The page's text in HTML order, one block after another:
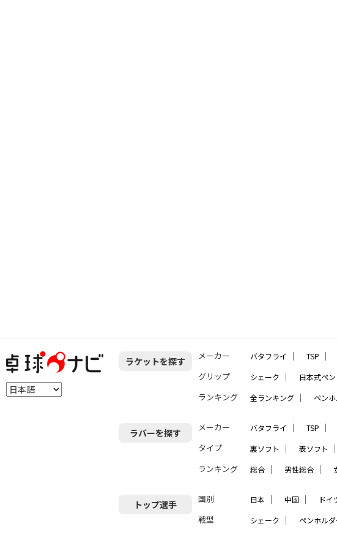
ラケットを探す メーカー バタフライ ｜ TSP ｜
グリップ シェーク ｜ 日本式ペン
ランキング 全ランキング ｜ ペン
ラバーを探す メーカー バタフライ ｜ TSP ｜
タイプ 裏ソフト ｜ 表ソフト ｜
ランキング 総合 ｜ 男性総合 ｜
トップ選手 国別 日本 ｜ 中国 ｜ ドイ
戦型 シェーク ｜ ペンホル